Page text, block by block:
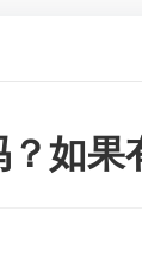
如果